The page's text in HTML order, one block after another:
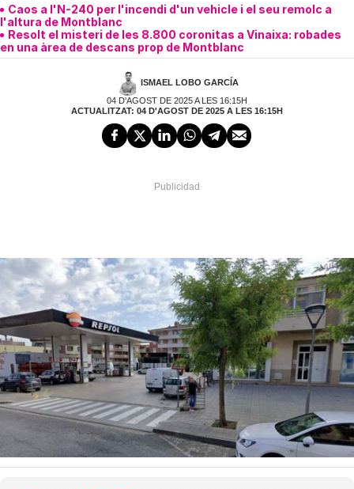
Caos a l'N-240 per l'incendi d'un vehicle i el seu remolc a
l'altura de Montblanc
Resolt el misteri de les 8.800 coronitas a Vinaixa: robades
en una àrea de descans prop de Montblanc
ISMAEL LOBO GARCÍA
04 D'AGOST DE 2025 A LES 16:15H
ACTUALITZAT: 04 D'AGOST DE 2025 A LES 16:15H